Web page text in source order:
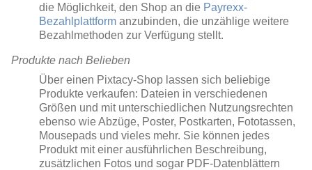
die Möglichkeit, den Shop an die Payrexx-
Bezahlplattform anzubinden, die unzählige weitere
Bezahlmethoden zur Verfügung stellt.
Produkte nach Belieben
Über einen Pixtacy-Shop lassen sich beliebige
Produkte verkaufen: Dateien in verschiedenen
Größen und mit unterschiedlichen Nutzungsrechten
ebenso wie Abzüge, Poster, Postkarten, Fototassen,
Mousepads und vieles mehr. Sie können jedes
Produkt mit einer ausführlichen Beschreibung,
zusätzlichen Fotos und sogar PDF-Datenblättern